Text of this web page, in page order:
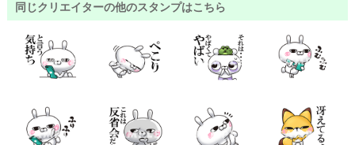
同じクリエイターの他のスタンプはこちら